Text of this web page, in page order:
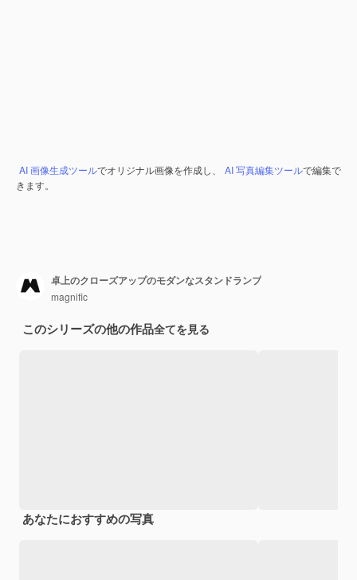
AI 画像生成ツールでオリジナル画像を作成し、 AI 写真編集ツールで編集で
きます。
卓上のクローズアップのモダンなスタンドランプ
magnific
このシリーズの他の作品全てを見る
あなたにおすすめの写真